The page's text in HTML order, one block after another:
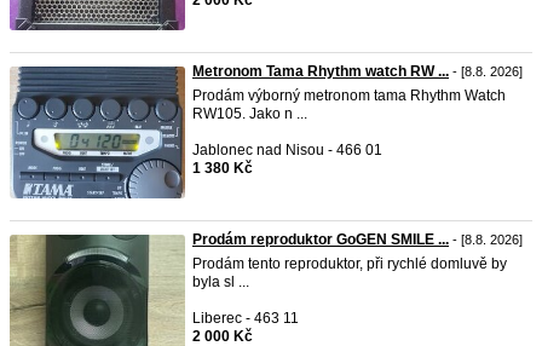
Metronom Tama Rhythm watch RW ... - [8.8. 2026]
Prodám výborný metronom tama Rhythm Watch
RW105. Jako n ...
Jablonec nad Nisou - 466 01
1 380 Kč
Prodám reproduktor GoGEN SMILE ... - [8.8. 2026]
Prodám tento reproduktor, při rychlé domluvě by
byla sl ...
Liberec - 463 11
2 000 Kč